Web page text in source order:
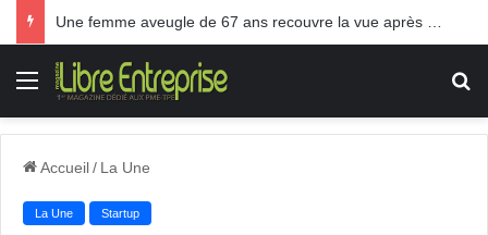
Menu
Accueil/ La Une
La Une Startup